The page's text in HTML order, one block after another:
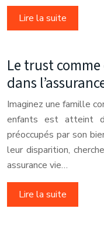
Lire la suite
Le trust
dans
Imaginez une famille
enfants est atteint
préoccupés par son
leur disparition,
assurance vie…
Lire la suite